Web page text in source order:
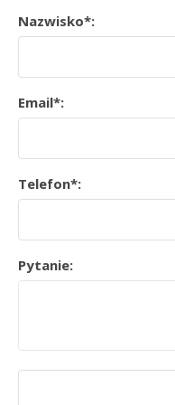
Nazwisko*:
Email*:
Telefon*:
Pytanie: